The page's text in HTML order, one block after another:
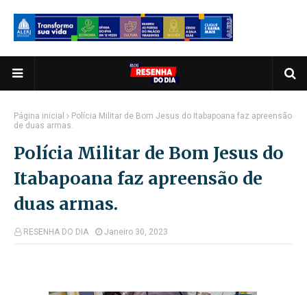
Página inicial
Polícia Militar de Bom Jesus do Itabapoana faz apreensão
de duas armas.
Polícia Militar de Bom Jesus do
Itabapoana faz apreensão de
duas armas.
RESENHA DO DIA Janeiro 30, 2023